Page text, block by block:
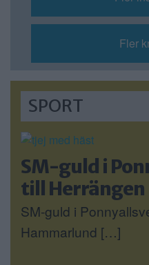
Fler
SPORT
SM-guld i
till Herrängen
SM-guld i
Hammarlund […]